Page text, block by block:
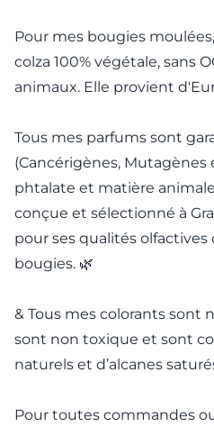
Pour mes bougies
colza 100% végétale, sans
animaux. Elle provient
Tous mes parfums sont
(Cancérigènes, Mutagènes
phtalate et matière
conçue et sélectionné à
pour ses qualités
bougies. 🌿
& Tous mes colorants sont
sont non toxique et sont
naturels et d’alcanes
Pour toutes commandes